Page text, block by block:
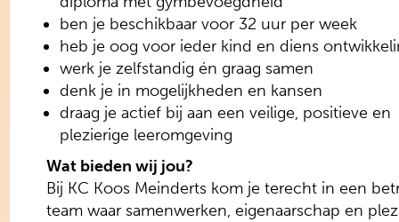
ben je beschikbaar voor 32 uur per week
heb je oog voor ieder kind en diens
werk je zelfstandig én graag samen
denk je in mogelijkheden en kansen
draag je actief bij aan een veilige, positieve en
plezierige leeromgeving
Wat bieden wij jou?
Bij KC Koos Meinderts kom je terecht in een
team waar samenwerken, eigenaarschap en